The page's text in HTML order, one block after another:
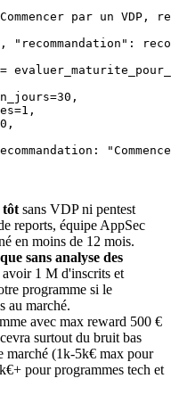
par un
"recommandation" :
=
=30 ,
=1 ,
0 ,
tôtsans VDP ni pentest
reports, équipe AppSec
en moins de 12 mois.
sans analyse des
1 M d'inscrits et
programme si le
au marché.
avec max reward 500 €
surtout du bruit bas
marché (1k-5k€ max pour
pour programmes tech et